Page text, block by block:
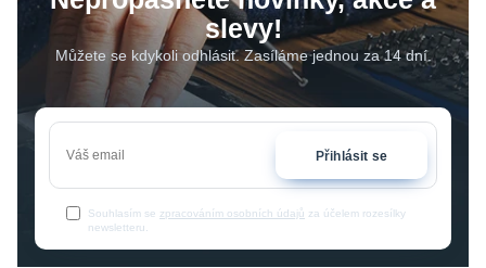
slevy!
Můžete se kdykoli odhlásit. Zasíláme jednou za 14 dní.
Přihlásit se
Souhlasím se zpracováním osobních údajů za účelem rozesílky
newsletteru.